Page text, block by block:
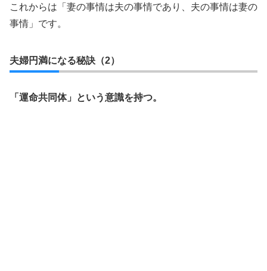
これからは「妻の事情は夫の事情であり、夫の事情は妻の
事情」です。
夫婦円満になる秘訣（2）
「運命共同体」という意識を持つ。